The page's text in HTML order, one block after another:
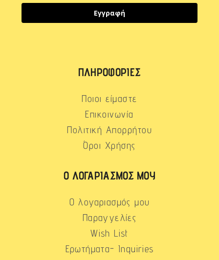
Εγγραφή
ΠΛΗΡΟΦΟΡΊΕΣ
Ποιοι είμαστε
Επικοινωνία
Πολιτική Απορρήτου
Όροι Χρήσης
Ο ΛΟΓΑΡΙΑΣΜΌΣ ΜΟΥ
Ο λογαριασμός μου
Παραγγελίες
Wish List
Ερωτήματα- Inquiries